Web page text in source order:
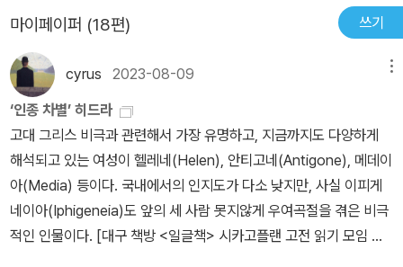
이 이성인 셈이다. 그 광기 앞에서 만물의 영장이라 불리던 인간은 한
낱 짐승이요 세계의 아웃사이더일 뿐이다. 『러브크래프트 전집 4』는
1권에서 다루었던 우주적 존재의 비중은 극히 낮다. 후반부에 삽입된
아자토스에 관한 이야기나 간혹 언급되는 '네크로노미콘'을 제외하면
'나'라는 서술자를 중심으로 단편들이 진행된다. 고대의 존재들보다는
밝힐 수 없는 역사의 비밀과 인간의 변이에 대해 다룬다. 그중 인상적
인 단편들 몇 개를 꼽자면, 「신전」, 「아웃사이더」, 「레드 훅의 공포」가
있겠다. 특히 첫 번째 단편은 밀폐된 공간에서 미쳐가는 인간의 심리
를 잘 쫓아간 작품이라 할 수 있겠다. 설명이 불가능한 현상과 과정을
전달할 수 없는 광기, 그리고 근원적인 갈망까지, 러브크래프트가 다
이번 4권은 평이한 느낌? 적어도 내겐 그랬다. 아무튼 러브크래프트
라면 앞으로도 영원히 호러의 전설로 남을 터. 이 장르에 관심이 있다
면 반드시 읽어봐야 할 것이다.
마이페이퍼 (18편) 쓰기
cyrus 2023-08-09
‘인종 차별’ 히드라
고대 그리스 비극과 관련해서 가장 유명하고, 지금까지도 다양하게
해석되고 있는 여성이 헬레네(Helen), 안티고네(Antigone), 메데이
아(Media) 등이다. 국내에서의 인지도가 다소 낮지만, 사실 이피게
네이아(Iphigeneia)도 앞의 세 사람 못지않게 우여곡절을 겪은 비극
적인 인물이다. [대구 책방 <일글책> 시카고플랜 고전 읽기 모임 선